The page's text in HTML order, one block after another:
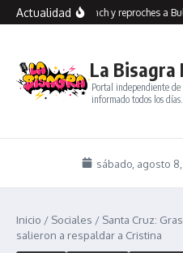
Saltar al contenido
Actualidad
contra Benegas Lynch y reproches a
La Bisagra
Portal independiente de
informado todos los días.
sábado, agosto
Inicio / Sociales / Santa Cruz:
salieron a respaldar a Cristina